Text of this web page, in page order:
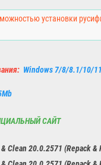
установки
Windows 7/8/8.1/10/11
САЙТ
Clean 20.0.2571 (Repack